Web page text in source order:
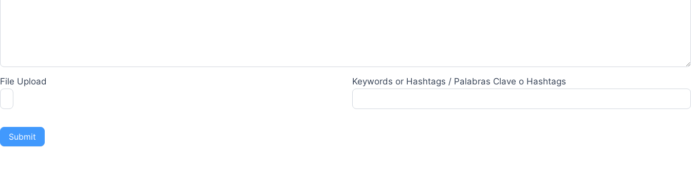
File Upload Keywords or Hashtags / Palabras Clave o Hashtags
Submit